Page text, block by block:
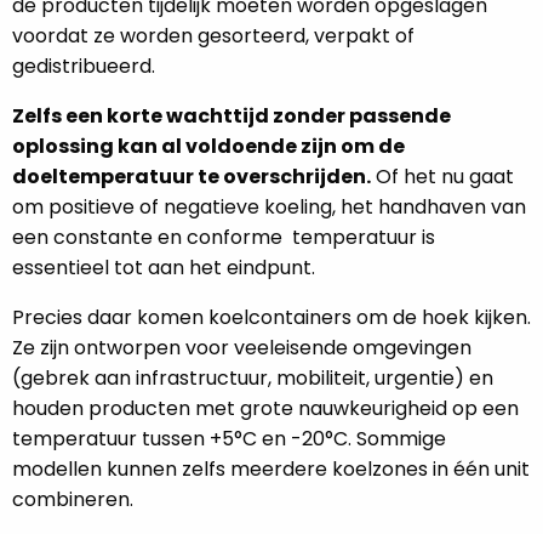
voordat ze worden gesorteerd, verpakt of
gedistribueerd.
Zelfs een korte wachttijd zonder passende
oplossing kan al voldoende zijn om de
doeltemperatuur te overschrijden.Of het nu gaat
om positieve of negatieve koeling, het handhaven van
een constante en conforme temperatuur is
essentieel tot aan het eindpunt.
Precies daar komen koelcontainers om de hoek kijken.
Ze zijn ontworpen voor veeleisende omgevingen
(gebrek aan infrastructuur, mobiliteit, urgentie) en
houden producten met grote nauwkeurigheid op een
temperatuur tussen +5°C en -20°C. Sommige
modellen kunnen zelfs meerdere koelzones in één unit
combineren.